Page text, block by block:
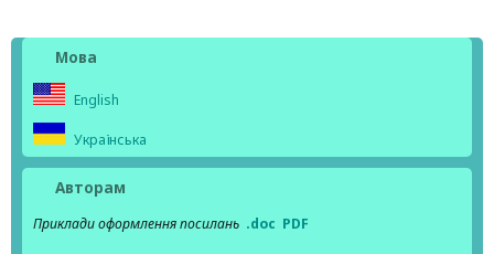
Мова
English
Українська
Авторам
Приклади оформлення посилань .doc PDF